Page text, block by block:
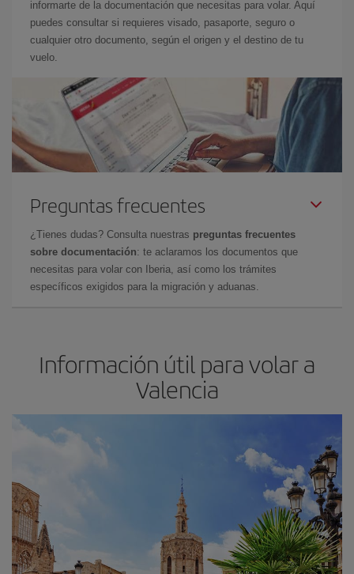
informarte de la documentación que necesitas para volar. Aquí
puedes consultar si requieres visado, pasaporte, seguro o
cualquier otro documento, según el origen y el destino de tu
vuelo.
Preguntas frecuentes
¿Tienes dudas? Consulta nuestras preguntas frecuentes
sobre documentación: te aclaramos los documentos que
necesitas para volar con Iberia, así como los trámites
específicos exigidos para la migración y aduanas.
Información útil para volar a
Valencia